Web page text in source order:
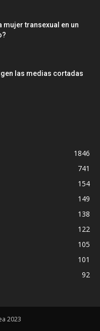
mujer transexual en un
las medias cortadas
1846
741
154
149
138
122
105
101
92
2023